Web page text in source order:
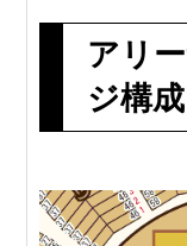
アリ
ジ構成